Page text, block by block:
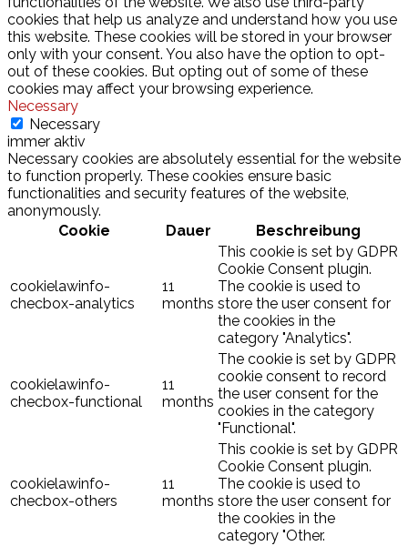
cookies that help us analyze and understand how you use
this website. These cookies will be stored in your browser
only with your consent. You also have the option to opt-
out of these cookies. But opting out of some of these
cookies may affect your browsing experience.
Necessary
Necessary
immer aktiv
Necessary cookies are absolutely essential for the website
to function properly. These cookies ensure basic
functionalities and security features of the website,
anonymously.
Cookie
Dauer Beschreibung
cookielawinfo-
checbox-analytics
11
months
This cookie is set by GDPR
Cookie Consent plugin.
The cookie is used to
store the user consent for
the cookies in the
category "Analytics".
cookielawinfo-
checbox-functional
11
months
The cookie is set by GDPR
cookie consent to record
the user consent for the
cookies in the category
"Functional".
cookielawinfo-
checbox-others
11
months
This cookie is set by GDPR
Cookie Consent plugin.
The cookie is used to
store the user consent for
the cookies in the
category "Other.